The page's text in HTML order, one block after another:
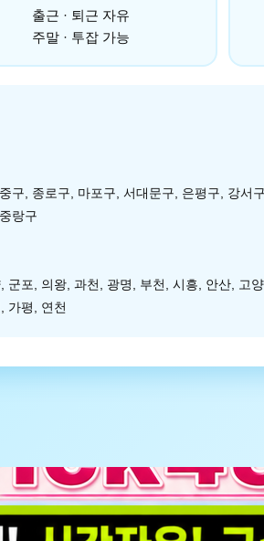
출근 · 퇴근 자유
주말 · 투잡 가능
구, 종로구, 마포구, 서대문구, 은평구, 강서
랑구
포, 의왕, 과천, 광명, 부천, 시흥, 안산, 고
가평, 연천